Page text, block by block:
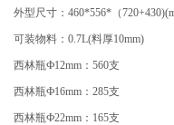
外型尺寸：460*556*（
可装物料：0.7L(料厚10mm)
西林瓶Ф12mm：560支
西林瓶Ф16mm：285支
西林瓶Ф22mm：165支